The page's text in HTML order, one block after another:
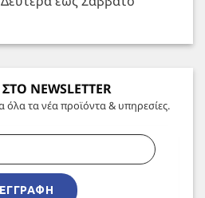
NEWSLETTER
όλα τα νέα προϊόντα & υπηρεσίες.
ΕΓΓΡΑΦΉ